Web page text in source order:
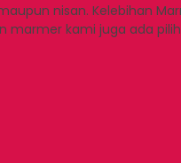
nisan. Kelebihan
kami juga ada